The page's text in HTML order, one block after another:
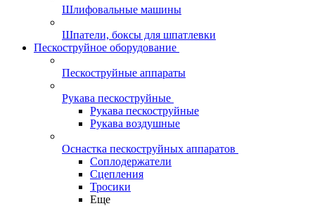
Шлифовальные машины
Шпатели, боксы для шпатлевки
Пескоструйное оборудование
Пескоструйные аппараты
Рукава пескоструйные
Рукава пескоструйные
Рукава воздушные
Оснастка пескоструйных аппаратов
Соплодержатели
Сцепления
Тросики
Еще